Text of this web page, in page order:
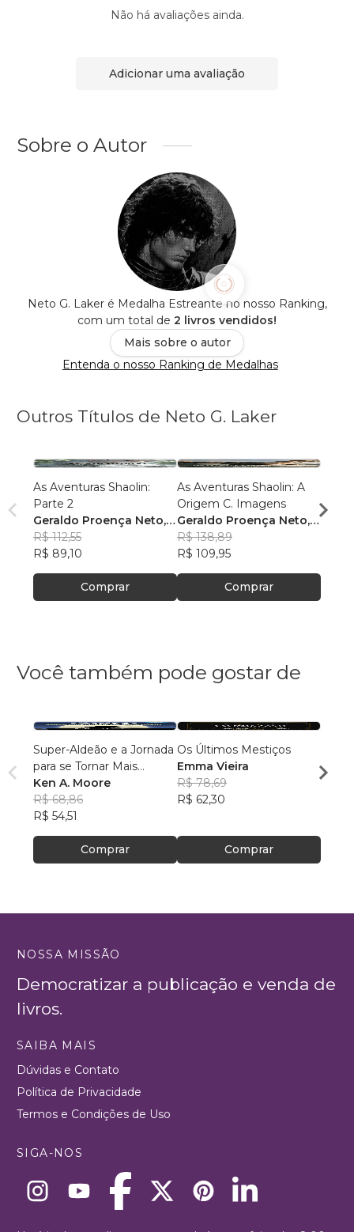
Não há avaliações ainda.
Adicionar uma avaliação
Sobre o Autor
Neto G. Laker é Medalha Estreante no nosso Ranking,
com um total de 2 livros vendidos!
Mais sobre o autor
Entenda o nosso Ranking de Medalhas
Outros Títulos de Neto G. Laker
As Aventuras Shaolin:
Parte 2
Geraldo Proença Neto,
+5
R$ 112,55
R$ 89,10
Comprar
As Aventuras Shaolin: A
Origem C. Imagens
Geraldo Proença Neto,
+3
R$ 138,89
R$ 109,95
Comprar
Você também pode gostar de
Super-Aldeão e a Jornada
para se Tornar Mais
Interessante!
Ken A. Moore
R$ 68,86
R$ 54,51
Comprar
Os Últimos Mestiços
Emma Vieira
R$ 78,69
R$ 62,30
Comprar
NOSSA MISSÃO
Democratizar a publicação e venda de
livros.
SAIBA MAIS
Dúvidas e Contato
Política de Privacidade
Termos e Condições de Uso
SIGA-NOS